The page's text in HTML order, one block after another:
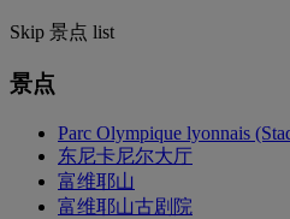
Skip 景点 list
景点
Parc Olympique lyonnais
东尼卡尼尔大厅
富维耶山
富维耶山古剧院